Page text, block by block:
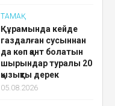
ТАМАҚ
Құрамында кейде
газдалған сусыннан
да көп қант болатын
шырындар туралы 20
қызықты дерек
05.08.2026